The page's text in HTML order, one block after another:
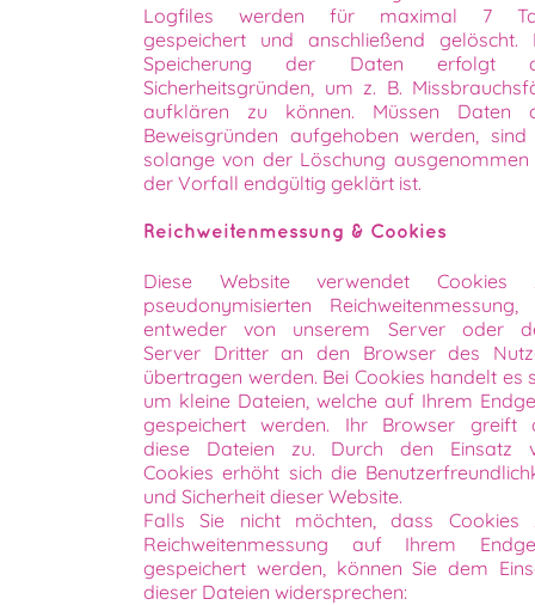
Logfiles werden für maximal 7
gespeichert und anschließend gelöscht.
Speicherung der Daten erfolgt
Sicherheitsgründen, um z. B.
aufklären zu können. Müssen Daten
Beweisgründen aufgehoben werden, sind
solange von der Löschung ausgenommen
der Vorfall endgültig geklärt ist.
Reichweitenmessung & Cookies
Diese Website verwendet Cookies
pseudonymisierten Reichweitenmessung,
entweder von unserem Server oder
Server Dritter an den Browser des
übertragen werden. Bei Cookies handelt es
um kleine Dateien, welche auf Ihrem
gespeichert werden. Ihr Browser greift
diese Dateien zu. Durch den Einsatz
Cookies erhöht sich die
und Sicherheit dieser Website.
Falls Sie nicht möchten, dass Cookies
Reichweitenmessung auf Ihrem
gespeichert werden, können Sie dem
dieser Dateien widersprechen: